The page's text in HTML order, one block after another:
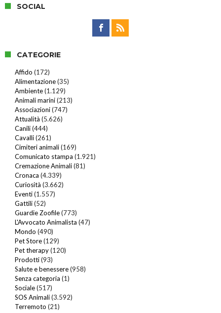
SOCIAL
CATEGORIE
Affido (172)
Alimentazione(35)
Ambiente(1.129)
Animali marini(213)
Associazioni(747)
Attualità (5.626)
Canili(444)
Cavalli(261)
Cimiteri animali(169)
Comunicato stampa (1.921)
Cremazione Animali(81)
Cronaca (4.339)
Curiosità (3.662)
Eventi(1.557)
Gattili(52)
Guardie Zoofile(773)
L'Avvocato Animalista (47)
Mondo (490)
Pet Store(129)
Pet therapy(120)
Prodotti(93)
Salute e benessere(958)
Senza categoria (1)
Sociale(517)
SOS Animali(3.592)
Terremoto (21)